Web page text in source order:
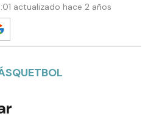
actualizado hace 2 años